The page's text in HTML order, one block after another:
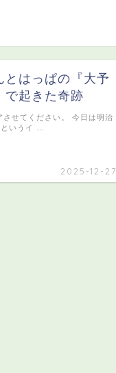
はっぱの『大予
で起きた奇跡
2025-12-27
せてください。 今日は明治
いうイ …